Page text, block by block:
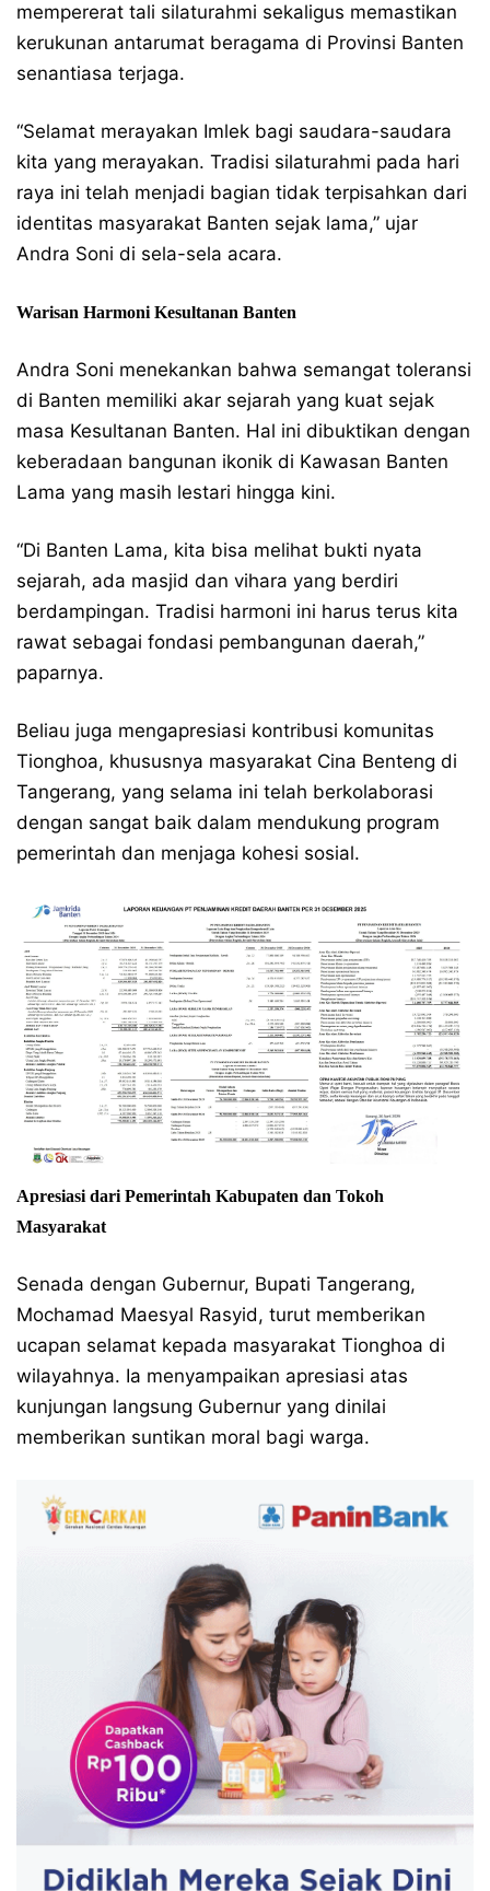
mempererat tali silaturahmi sekaligus memastikan
kerukunan antarumat beragama di Provinsi Banten
senantiasa terjaga.
​“Selamat merayakan Imlek bagi saudara-saudara
kita yang merayakan. Tradisi silaturahmi pada hari
raya ini telah menjadi bagian tidak terpisahkan dari
identitas masyarakat Banten sejak lama,” ujar
Andra Soni di sela-sela acara.
​Warisan Harmoni Kesultanan Banten
Andra Soni menekankan bahwa semangat toleransi
di Banten memiliki akar sejarah yang kuat sejak
masa Kesultanan Banten. Hal ini dibuktikan dengan
keberadaan bangunan ikonik di Kawasan Banten
Lama yang masih lestari hingga kini.
​“Di Banten Lama, kita bisa melihat bukti nyata
sejarah, ada masjid dan vihara yang berdiri
berdampingan. Tradisi harmoni ini harus terus kita
rawat sebagai fondasi pembangunan daerah,”
paparnya.
​Beliau juga mengapresiasi kontribusi komunitas
Tionghoa, khususnya masyarakat Cina Benteng di
Tangerang, yang selama ini telah berkolaborasi
dengan sangat baik dalam mendukung program
pemerintah dan menjaga kohesi sosial.
​Apresiasi dari Pemerintah Kabupaten dan Tokoh
Masyarakat
​Senada dengan Gubernur, Bupati Tangerang,
Mochamad Maesyal Rasyid, turut memberikan
ucapan selamat kepada masyarakat Tionghoa di
wilayahnya. Ia menyampaikan apresiasi atas
kunjungan langsung Gubernur yang dinilai
memberikan suntikan moral bagi warga.